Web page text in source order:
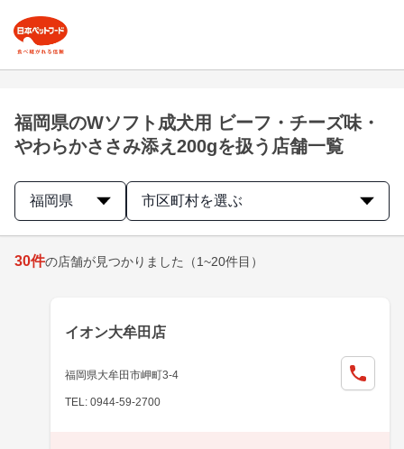
福岡県のWソフト成犬用 ビーフ・チーズ味・
やわらかささみ添え200gを扱う店舗一覧
福岡県 市区町村を選ぶ
30件の店舗が見つかりました （1~20件目）
イオン大牟田店
福岡県大牟田市岬町3-4
TEL: 0944-59-2700